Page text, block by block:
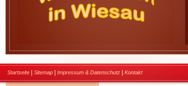
Startseite Sitemap Impressum & Datenschutz Kontakt